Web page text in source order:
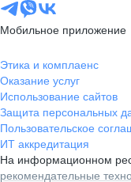
Мобильное приложение
Этика и комплаенс
Оказание услуг
Использование сайтов
Защита персональных
Пользовательское
ИТ аккредитация
На информационном
рекомендательные